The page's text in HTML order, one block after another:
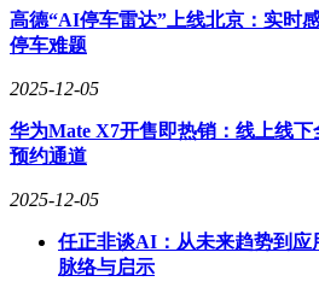
高德“AI停车雷达”上线北京：实时
停车难题
2025-12-05
华为Mate X7开售即热销：线上线
预约通道
2025-12-05
任正非谈AI：从未来趋势到
脉络与启示